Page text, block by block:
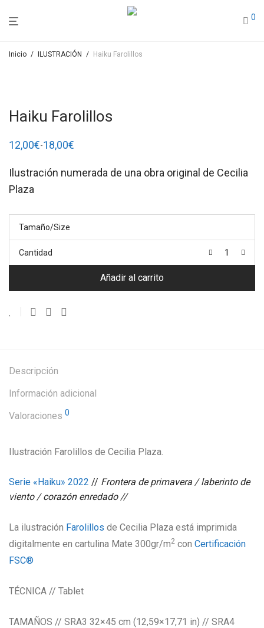
0
Inicio / ILUSTRACIÓN / Haiku Farolillos
Haiku Farolillos
12,00€-18,00€
Rango
desde
hasta
Ilustración numerada de una obra original de Cecilia
Plaza
Tamaño/Size
Cantidad
Añadir al carrito
Descripción
Información adicional
Valoraciones 0
Ilustración Farolillos de Cecilia Plaza.
Serie «Haiku» 2022 // Frontera de primavera / laberinto de
viento / corazón enredado //
La ilustración Farolillos de Cecilia Plaza está imprimida
digitalmente en cartulina Mate 300gr/m2 con Certificación
FSC®
TÉCNICA // Tablet
TAMAÑOS // SRA3 32×45 cm (12,59×17,71 in) // SRA4